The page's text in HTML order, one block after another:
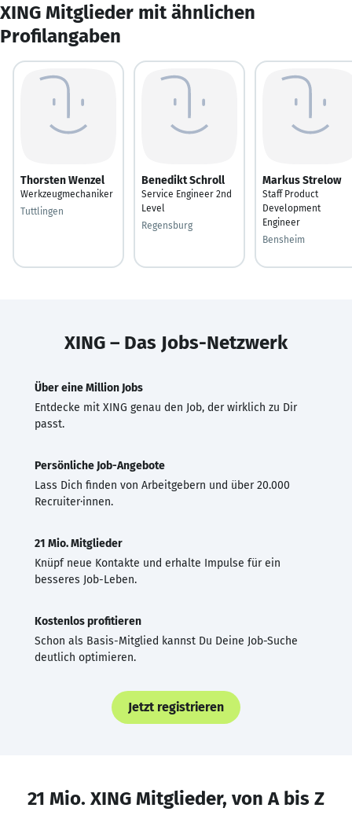
XING Mitglieder mit ähnlichen
Profilangaben
Thorsten Wenzel
Werkzeugmechaniker
Tuttlingen
Benedikt Schroll
Service Engineer 2nd
Level
Regensburg
Markus Strelow
Staff Product
Development
Engineer
Bensheim
XING – Das Jobs-Netzwerk
Über eine Million Jobs
Entdecke mit XING genau den Job, der wirklich zu Dir
passt.
Persönliche Job-Angebote
Lass Dich finden von Arbeitgebern und über 20.000
Recruiter·innen.
21 Mio. Mitglieder
Knüpf neue Kontakte und erhalte Impulse für ein
besseres Job-Leben.
Kostenlos profitieren
Schon als Basis-Mitglied kannst Du Deine Job-Suche
deutlich optimieren.
Jetzt registrieren
21 Mio. XING Mitglieder, von A bis Z